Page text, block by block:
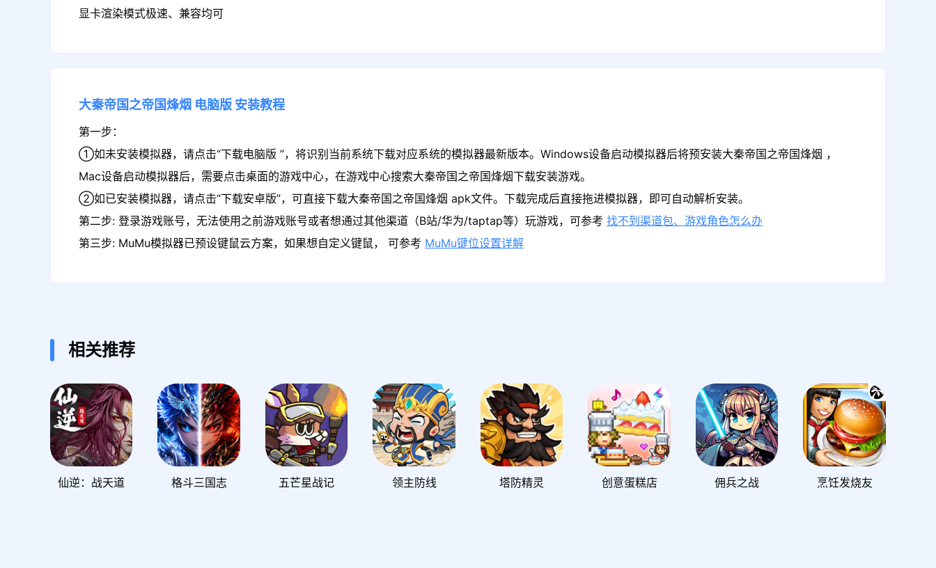
显卡渲染模式极速、兼容均可
大秦帝国之帝国烽烟 电脑版 安装教程
第一步：
①如未安装模拟器，请点击“下载电脑版 ”，将识别当前系统下载对应系统的模拟器最新版本。Windows设备启动模拟器后将预安装大秦帝国之帝国烽烟 ，
Mac设备启动模拟器后，需要点击桌面的游戏中心，在游戏中心搜索大秦帝国之帝国烽烟下载安装游戏。
②如已安装模拟器，请点击“下载安卓版”，可直接下载大秦帝国之帝国烽烟 apk文件。下载完成后直接拖进模拟器，即可自动解析安装。
第二步: 登录游戏账号，无法使用之前游戏账号或者想通过其他渠道（B站/华为/taptap等）玩游戏，可参考 找不到渠道包、游戏角色怎么办
第三步: MuMu模拟器已预设键鼠云方案，如果想自定义键鼠， 可参考 MuMu键位设置详解
相关推荐
仙逆：战天道 格斗三国志 五芒星战记 领主防线 塔防精灵 创意蛋糕店 佣兵之战 烹饪发烧友